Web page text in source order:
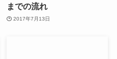
までの流れ
2017年7月13日